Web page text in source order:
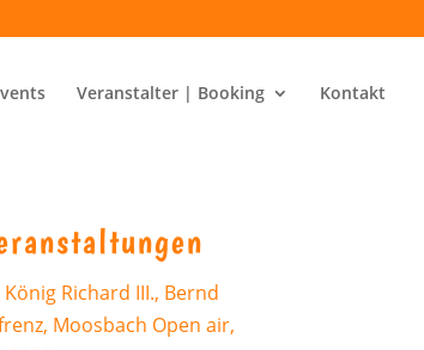
Veranstalter | Booking Kontakt
König Richard III., Bernd
Moosbach Open air,